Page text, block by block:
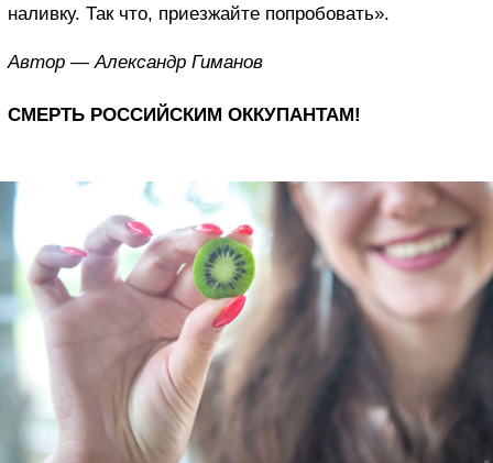
наливку. Так что, приезжайте попробовать».
Автор — Александр Гиманов
СМЕРТЬ РОССИЙСКИМ ОККУПАНТАМ!